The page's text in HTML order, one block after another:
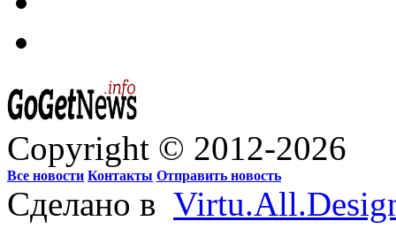
Copyright © 2012-2026
Все новости Контакты Отправить новость
Сделано в